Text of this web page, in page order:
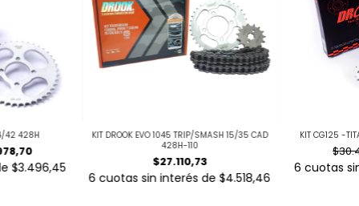
42 428H
$3.496,45
KIT DROOK EVO 1045 TRIP/SMASH 15/35 CAD
428H-110
$27.110,73
6 cuotas sin interés de $4.518,46
KIT CG125 -
6 cuotas